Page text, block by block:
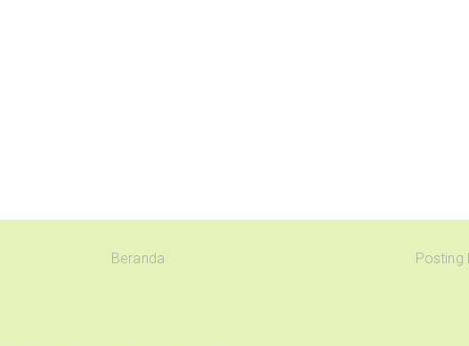
Beranda Posting